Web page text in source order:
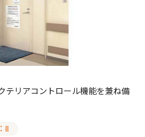
テリアコントロール機能を兼ね備
II